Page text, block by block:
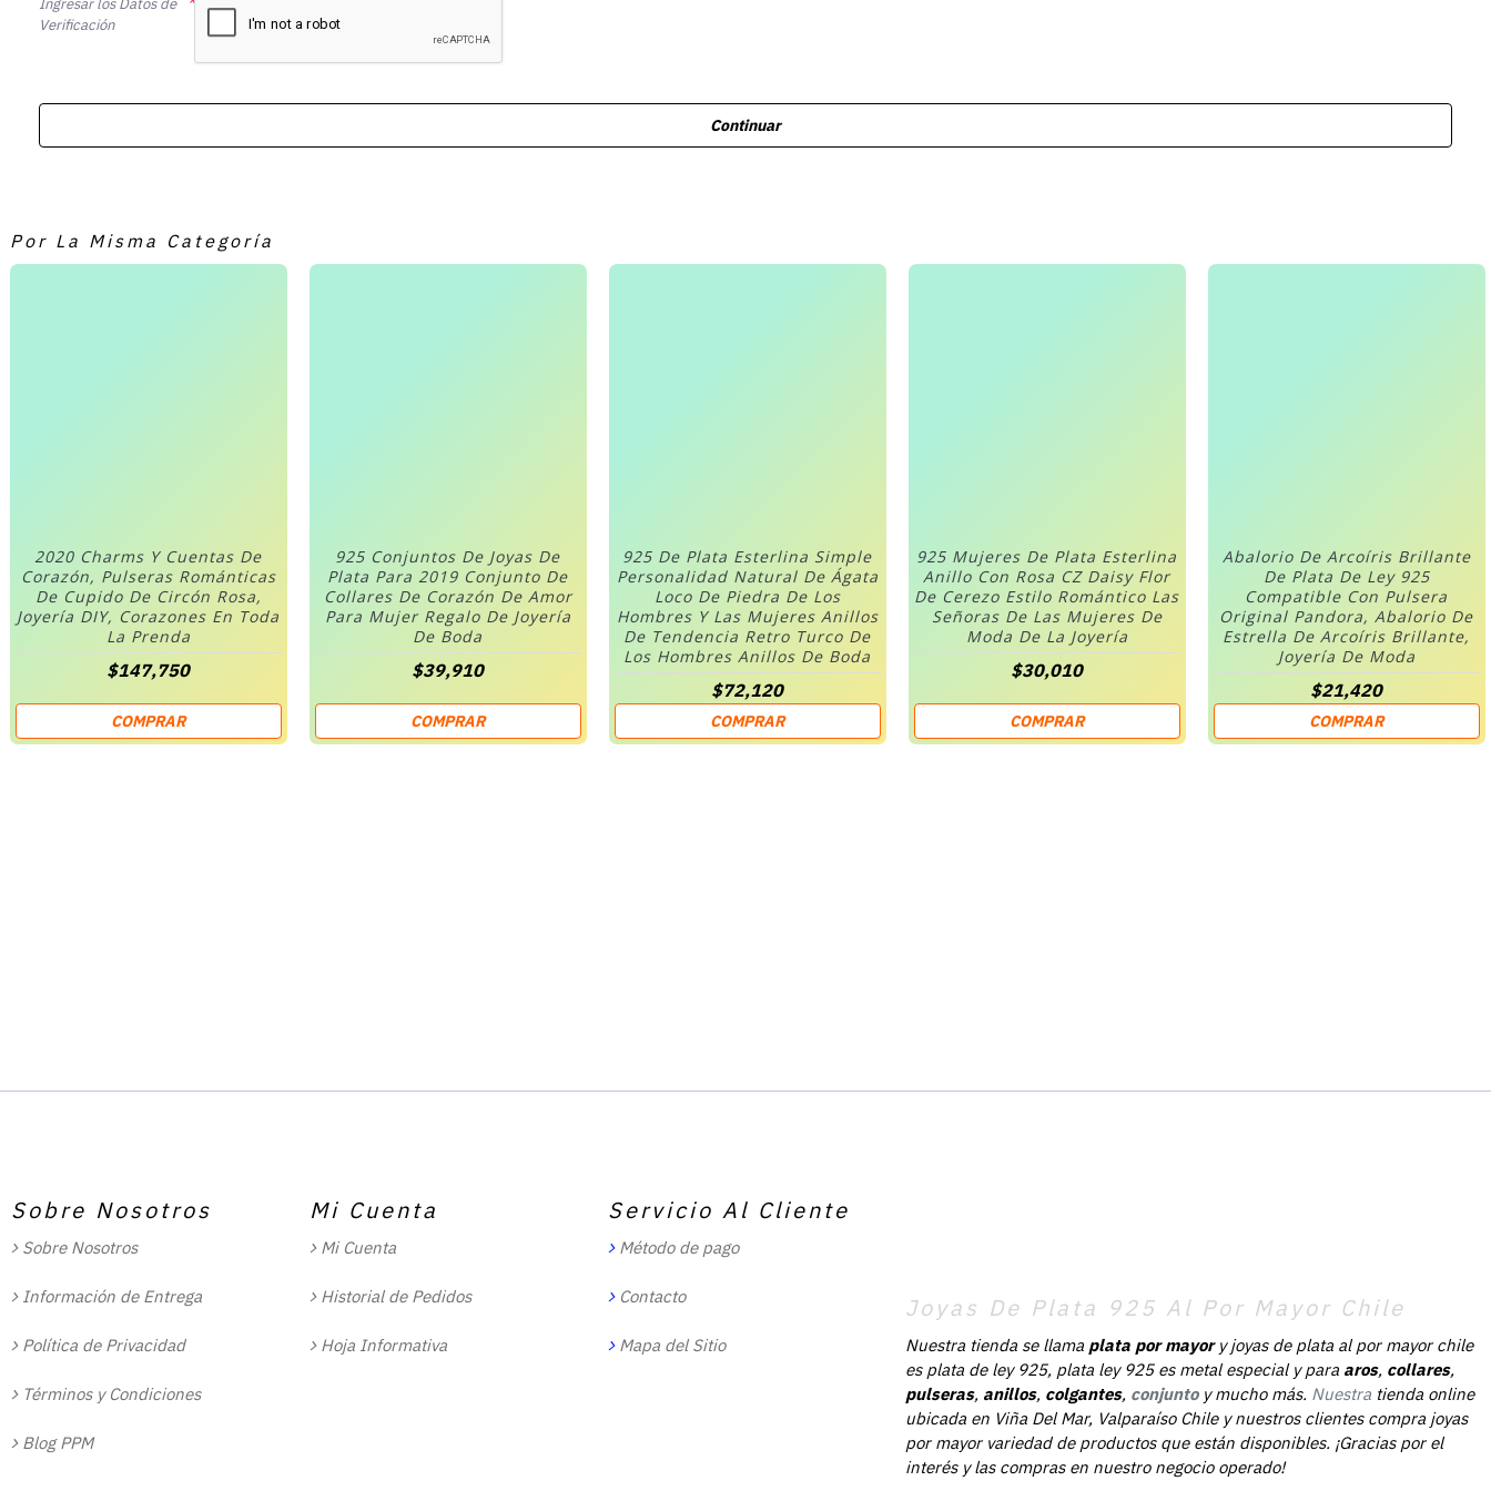
Ingresar los Datos de
Verificación
Continuar
Por La Misma Categoría
2020 Charms Y Cuentas De
Corazón, Pulseras Románticas
De Cupido De Circón Rosa,
Joyería DIY, Corazones En Toda
La Prenda
$147,750
COMPRAR
925 Conjuntos De Joyas De
Plata Para 2019 Conjunto De
Collares De Corazón De Amor
Para Mujer Regalo De Joyería
De Boda
$39,910
COMPRAR
925 De Plata Esterlina Simple
Personalidad Natural De Ágata
Loco De Piedra De Los
Hombres Y Las Mujeres Anillos
De Tendencia Retro Turco De
Los Hombres Anillos De Boda
$72,120
COMPRAR
925 Mujeres De Plata Esterlina
Anillo Con Rosa CZ Daisy Flor
De Cerezo Estilo Romántico Las
Señoras De Las Mujeres De
Moda De La Joyería
$30,010
COMPRAR
Abalorio De Arcoíris Brillante
De Plata De Ley 925
Compatible Con Pulsera
Original Pandora, Abalorio De
Estrella De Arcoíris Brillante,
Joyería De Moda
$21,420
COMPRAR
Sobre Nosotros
Sobre Nosotros
Información de Entrega
Política de Privacidad
Términos y Condiciones
Blog PPM
Mi Cuenta
Mi Cuenta
Historial de Pedidos
Hoja Informativa
Servicio Al Cliente
Método de pago
Contacto
Mapa del Sitio
Joyas De Plata 925 Al Por Mayor Chile
Nuestra tienda se llama plata por mayory joyas de plata al por mayor chile
es plata de ley 925, plata ley 925 es metal especial y para aros, collares,
pulseras, anillos, colgantes, conjunto y mucho más. Nuestra tienda online
ubicada en Viña Del Mar, Valparaíso Chile y nuestros clientes compra joyas
por mayor variedad de productos que están disponibles. ¡Gracias por el
interés y las compras en nuestro negocio operado!